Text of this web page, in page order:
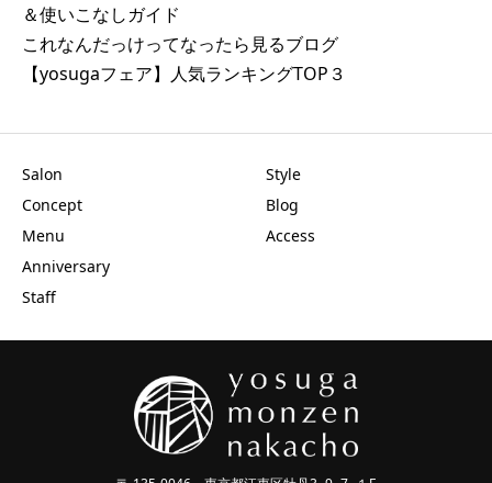
＆使いこなしガイド
これなんだっけってなったら見るブログ
【yosugaフェア】人気ランキングTOP３
Salon
Concept
Menu
Anniversary
Staff
Style
Blog
Access